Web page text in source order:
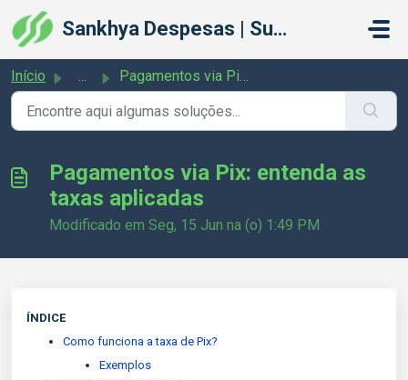
Ir para o conteúdo principal
Sankhya Despesas | Suporte
Início ... Pagamentos via Pix: entenda as taxas aplicadas
Pagamentos via Pix: entenda as
taxas aplicadas
Modificado em Seg, 15 Jun na (o) 1:49 PM
ÍNDICE
Como funciona a taxa de Pix?
Exemplos